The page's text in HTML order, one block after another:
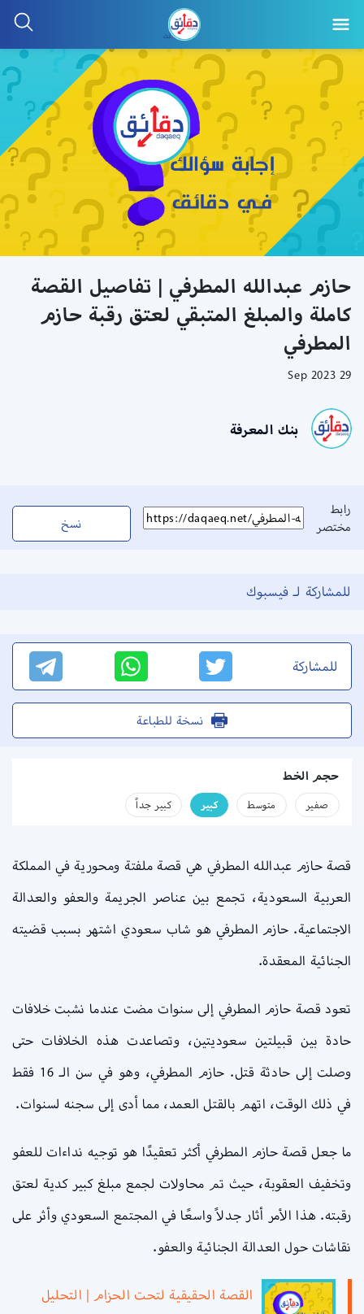
حازم عبدالله المطرفي | تفاصيل القصة
كاملة والمبلغ المتبقي لعتق رقبة حازم
المطرفي
29 Sep 2023
بنك المعرفة
رابط
مختصر
نسخ
للمشاركة لـ فيسبوك
للمشاركة
نسخة للطباعة
حجم الخط
صفير متوسط كبير كبير جداً
قصة حازم عبدالله المطرفي هي قصة ملفتة ومحورية في المملكة
العربية السعودية، تجمع بين عناصر الجريمة والعفو والعدالة
الاجتماعية. حازم المطرفي هو شاب سعودي اشتهر بسبب قضيته
الجنائية المعقدة.
تعود قصة حازم المطرفي إلى سنوات مضت عندما نشبت خلافات
حادة بين قبيلتين سعوديتين، وتصاعدت هذه الخلافات حتى
وصلت إلى حادثة قتل. حازم المطرفي، وهو في سن الـ 16 فقط
في ذلك الوقت، اتهم بالقتل العمد، مما أدى إلى سجنه لسنوات.
ما جعل قصة حازم المطرفي أكثر تعقيدًا هو توجيه نداءات للعفو
وتخفيف العقوبة، حيث تم محاولات لجمع مبلغ كبير كدية لعتق
رقبته. هذا الأمر أثار جدلاً واسعًا في المجتمع السعودي وأثر على
نقاشات حول العدالة الجنائية والعفو.
القصة الحقيقية لتحت الحزام | التحليل